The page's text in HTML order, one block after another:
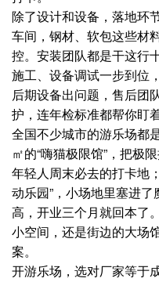
除了设计和设备，落地环
车间，钢材、软包这些材
控。安装团队都是干这行
施工、设备调试一步到位
后期设备出问题，售后团
护，连年检标准都帮你盯
全国不少城市的游乐场都
㎡的“嗨猫极限馆”，把极
年轻人周末必去的打卡地
动乐园”，小场地里塞进
高，开业三个月就回本了
小空间，还是街边的大场
案。
开游乐场，选对厂家等于